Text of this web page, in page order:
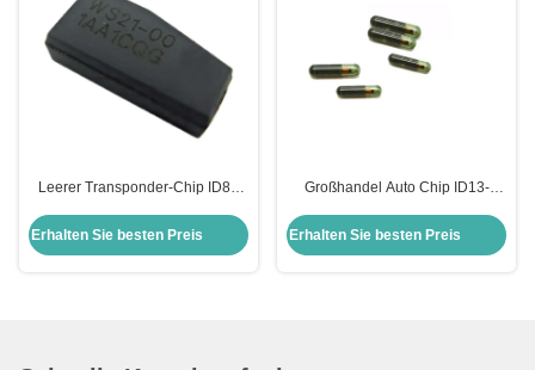
Leerer Transponder-Chip ID8A
Auto-Chips Chip für Toyota
Erhalten Sie besten Preis
Großhandel Auto Chip ID13-
Honda Auto Schlüsselkasten
Ersatz
Erhalten Sie besten Preis